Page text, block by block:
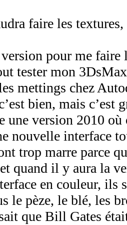
faire les
version pour me faire
tester mon
mettings chez
bien, mais c’est
une version 2010
nouvelle interface
trop marre parce
quand il y aura la
en couleur, ils
le pèze, le blé, les
que Bill Gates